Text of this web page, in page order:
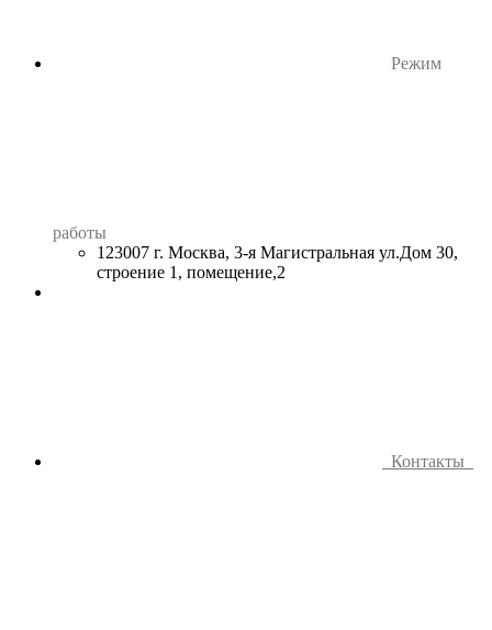
Режим
работы
123007 г. Москва, 3-я Магистральная ул.Дом 30,
строение 1, помещение,2
Контакты